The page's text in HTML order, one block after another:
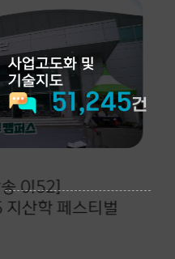
송 0!52]
산학 페스티벌